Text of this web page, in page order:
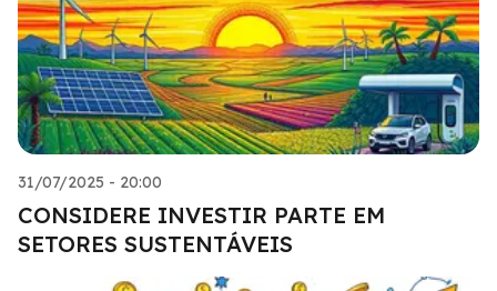
31/07/2025 - 20:00
CONSIDERE INVESTIR PARTE EM
SETORES SUSTENTÁVEIS